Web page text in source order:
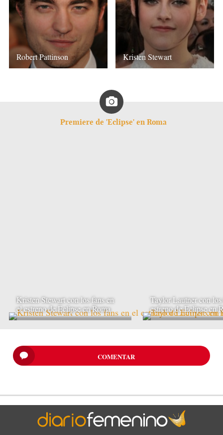
Robert Pattinson Kristen Stewart
Premiere de 'Eclipse' en Roma
Kristen Stewart con los fans en
el estreno de Eclipse en Roma
Taylor Lautner con
estreno de Eclipse en
COMENTAR